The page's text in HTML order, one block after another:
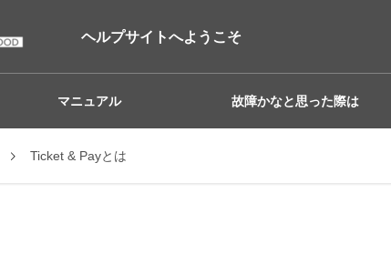
ヘルプサイトへようこそ
マニュアル 故障かなと思った際は
Ticket & Payとは